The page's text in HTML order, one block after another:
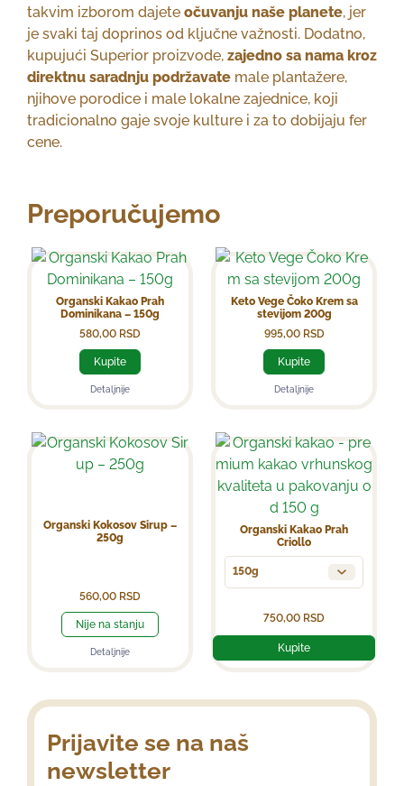
takvim izborom dajete očuvanju naše planete, jer
je svaki taj doprinos od ključne važnosti. Dodatno,
kupujući Superior proizvode, zajedno sa nama kroz
direktnu saradnju podržavate male plantažere,
njihove porodice i male lokalne zajednice, koji
tradicionalno gaje svoje kulture i za to dobijaju fer
cene.
Preporučujemo
Organski Kakao Prah
Dominikana – 150g
580,00 RSD
Kupite
Detaljnije
Keto Vege Čoko Krem sa
stevijom 200g
995,00 RSD
Kupite
Detaljnije
Organski Kokosov Sirup –
250g
560,00 RSD
Nije na stanju
Detaljnije
Organski Kakao Prah
Criollo
150g
750,00 RSD
Kupite
Prijavite se na naš
newsletter